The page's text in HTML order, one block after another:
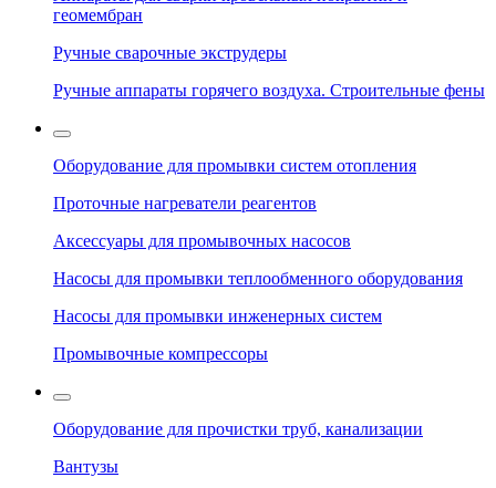
геомембран
Ручные сварочные экструдеры
Ручные аппараты горячего воздуха. Строительные фены
Оборудование для промывки систем отопления
Проточные нагреватели реагентов
Аксессуары для промывочных насосов
Насосы для промывки теплообменного оборудования
Насосы для промывки инженерных систем
Промывочные компрессоры
Оборудование для прочистки труб, канализации
Вантузы